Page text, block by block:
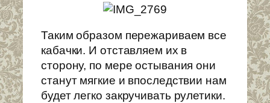
Таким образом пережариваем все
кабачки. И отставляем их в
сторону, по мере остывания они
станут мягкие и впоследствии нам
будет легко закручивать рулетики.